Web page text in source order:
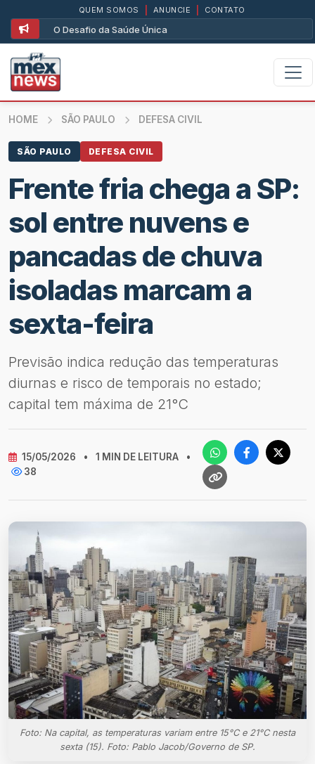
O Desafio da Saúde Única
QUEM SOMOS ANUNCIE CONTATO
HOME SÃO PAULO DEFESA CIVIL
SÃO PAULO DEFESA CIVIL
Frente fria chega a SP:
sol entre nuvens e
pancadas de chuva
isoladas marcam a
sexta-feira
Previsão indica redução das temperaturas
diurnas e risco de temporais no estado;
capital tem máxima de 21°C
15/05/2026 • 1 MIN DE LEITURA
•
38
Foto: Na capital, as temperaturas variam entre 15°C e 21°C nesta
sexta (15). Foto: Pablo Jacob/Governo de SP.